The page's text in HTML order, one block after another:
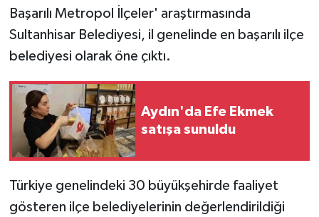
Başarılı Metropol İlçeler' araştırmasında
Sultanhisar Belediyesi, il genelinde en başarılı ilçe
belediyesi olarak öne çıktı.
Aydın'da Efe Ekmek
satışa sunuldu
Türkiye genelindeki 30 büyükşehirde faaliyet
gösteren ilçe belediyelerinin değerlendirildiği